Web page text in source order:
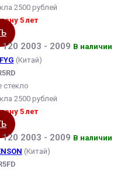
2500 рублей
5 лет
120 2003 - 2009 В наличии
FYG (Китай)
стекло
2500 рублей
5 лет
120 2003 - 2009 В наличии
(Китай)